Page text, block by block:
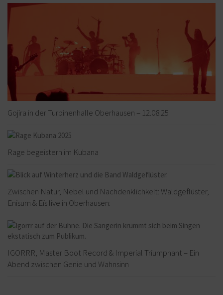
Gojira in der Turbinenhalle Oberhausen – 12.08.25
Rage begeistern im Kubana
Zwischen Natur, Nebel und Nachdenklichkeit: Waldgeflüster,
Enisum & Eïs live in Oberhausen:
IGORRR, Master Boot Record & Imperial Triumphant – Ein
Abend zwischen Genie und Wahnsinn